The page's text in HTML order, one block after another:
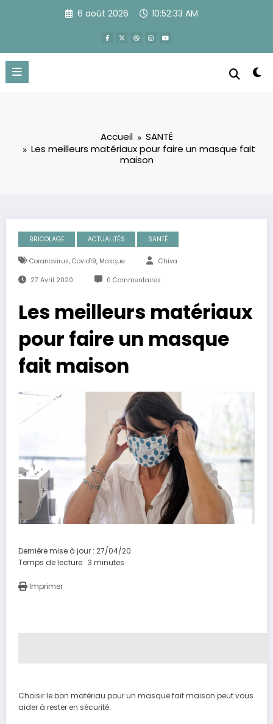
6 août 2026 10:52:34 AM
Accueil
SANTÉ
Les meilleurs matériaux pour faire un masque fait
maison
BRICOLAGE ACTUALITÉS SANTÉ
Coranavirus, Covid19, Masque Chiva
27 Avril 2020 0 Commentaires
Les meilleurs matériaux
pour faire un masque
fait maison
Dernière mise à jour : 27/04/20
Temps de lecture : 3 minutes
Imprimer
Choisir le bon matériau pour un masque fait maison peut vous
aider à rester en sécurité.